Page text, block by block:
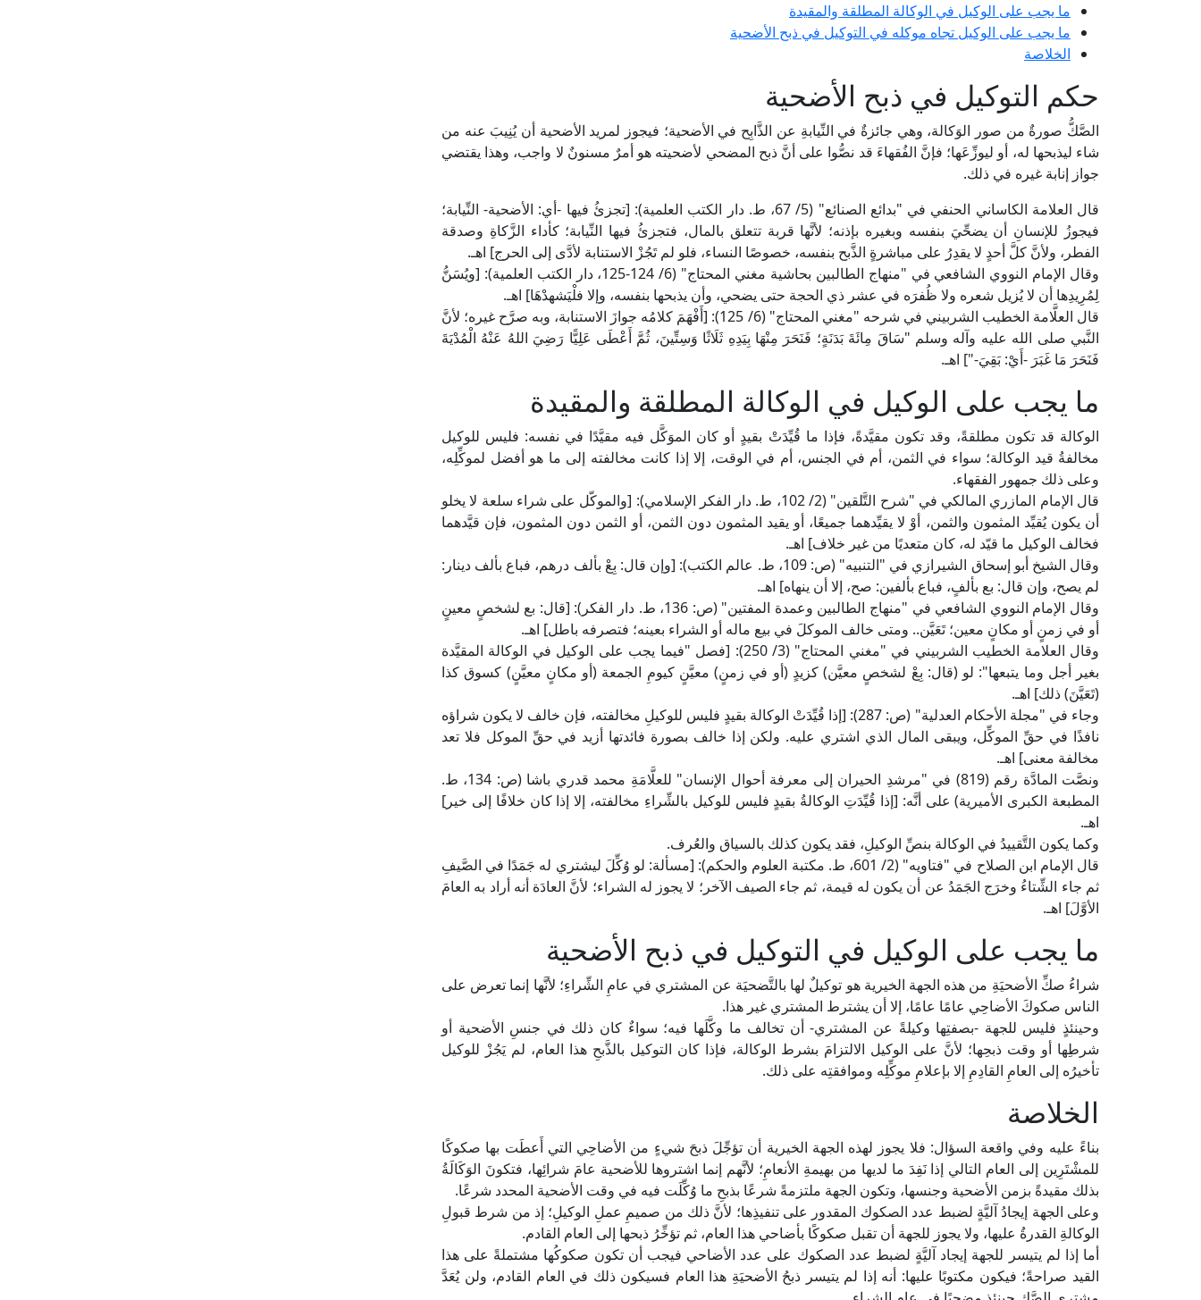
ما يجب على الوكيل في الوكالة المطلقة والمقيدة
ما يجب على الوكيل تجاه موكله في التوكيل في ذبح الأضحية
الخلاصة
حكم التوكيل في ذبح الأضحية
الصَّكُّ صورةٌ من صور الوَكالة، وهي جائزةٌ في النِّيابةِ عن الذَّابِح في الأضحية؛ فيجوز لمريد الأضحية أن يُنِيبَ عنه من
شاء ليذبحها له، أو ليوزِّعَها؛ فإنَّ الفُقهاءَ قد نصُّوا على أنَّ ذبح المضحي لأضحيته هو أمرٌ مسنونٌ لا واجب، وهذا يقتضي
جواز إنابة غيره في ذلك.
قال العلامة الكاساني الحنفي في "بدائع الصنائع" (5/ 67، ط. دار الكتب العلمية): [تجزئُ فيها -أي: الأضحية- النِّيابة؛
فيجوزُ للإنسانِ أن يضحِّيَ بنفسه وبغيره بإذنه؛ لأنَّها قربة تتعلق بالمال، فتجزئُ فيها النِّيابة؛ كأداء الزَّكاةِ وصدقة
الفطر، ولأنَّ كلَّ أحدٍ لا يقدِرُ على مباشرةٍ الذَّبح بنفسه، خصوصًا النساء، فلو لم تَجُزْ الاستنابة لأدَّى إلى الحرج] اهـ.
وقال الإمام النووي الشافعي في "منهاج الطالبين بحاشية مغني المحتاج" (6/ 124-125، دار الكتب العلمية): [ويُسَنُّ
لِمُرِيدِها أن لا يُزيل شعره ولا ظُفرَه في عشر ذي الحجة حتى يضحي، وأن يذبحها بنفسه، وإلا فلْيَشهدْهَا] اهـ.
قال العلَّامة الخطيب الشربيني في شرحه "مغني المحتاج" (6/ 125): [أَفْهَمَ كلامُه جوازَ الاستنابة، وبه صرَّح غيره؛ لأنَّ
النَّبي صلى الله عليه وآله وسلم "سَاقَ مِائَةَ بَدَنَةٍ؛ فَنَحَرَ مِنْهَا بِيَدِهِ ثَلَاثًا وَسِتِّينَ، ثُمَّ أَعْطَى عَلِيًّا رَضِيَ اللهُ عَنْهُ الْمُدْيَةَ
فَنَحَرَ مَا غَبَرَ -أَيْ: بَقِيَ-"] اهـ.
ما يجب على الوكيل في الوكالة المطلقة والمقيدة
الوكالة قد تكون مطلقةً، وقد تكون مقيَّدةً، فإذا ما قُيِّدَتْ بقيدٍ أو كان الموَكَّل فيه مقيَّدًا في نفسه: فليس للوكيل
مخالفةُ قيد الوكالة؛ سواء في الثمن، أم في الجنس، أم في الوقت، إلا إذا كانت مخالفته إلى ما هو أفضل لموكِّلِه،
وعلى ذلك جمهور الفقهاء.
قال الإمام المازري المالكي في "شرح التَّلقين" (2/ 102، ط. دار الفكر الإسلامي): [والموكّل على شراء سلعة لا يخلو
أن يكون يُقيِّد المثمون والثمن، أوْ لا يقيِّدهما جميعًا، أو يقيد المثمون دون الثمن، أو الثمن دون المثمون، فإن قيَّدهما
فخالف الوكيل ما قيّد له، كان متعديًا من غير خلاف] اهـ.
وقال الشيخ أبو إسحاق الشيرازي في "التنبيه" (ص: 109، ط. عالم الكتب): [وإن قال: بِعْ بألف درهم، فباع بألف دينار:
لم يصح، وإن قال: بع بألفٍ، فباع بألفين: صح، إلا أن ينهاه] اهـ.
وقال الإمام النووي الشافعي في "منهاج الطالبين وعمدة المفتين" (ص: 136، ط. دار الفكر): [قال: بع لشخصٍ معينٍ
أو في زمنٍ أو مكانٍ معين؛ تَعَيَّن.. ومتى خالف الموكلَ في بيع ماله أو الشراء بعينه؛ فتصرفه باطل] اهـ.
وقال العلامة الخطيب الشربيني في "مغني المحتاج" (3/ 250): [فصل "فيما يجب على الوكيل في الوكالة المقيَّدة
بغير أجل وما يتبعها": لو (قال: بِعْ لشخصٍ معيَّن) كزيدٍ (أو في زمنٍ) معيَّنٍ كيومِ الجمعة (أو مكانٍ معيَّنٍ) كسوق كذا
(تَعَيَّنَ) ذلك] اهـ.
وجاء في "مجلة الأحكام العدلية" (ص: 287): [إذا قُيِّدَتْ الوكالة بقيدٍ فليس للوكيلِ مخالفته، فإن خالف لا يكون شراؤه
نافذًا في حقِّ الموكِّل، ويبقى المال الذي اشتري عليه. ولكن إذا خالف بصورة فائدتها أزيد في حقِّ الموكل فلا تعد
مخالفة معنى] اهـ.
ونصَّت المادَّة رقم (819) في "مرشدِ الحيران إلى معرفة أحوال الإنسان" للعلَّامَةِ محمد قدري باشا (ص: 134، ط.
المطبعة الكبرى الأميرية) على أنَّه: [إذا قُيِّدَتِ الوكالةُ بقيدٍ فليس للوكيل بالشِّراءِ مخالفته، إلا إذا كان خلافًا إلى خير]
اهـ.
وكما يكون التَّقييدُ في الوكالة بنصِّ الوكيلِ، فقد يكون كذلك بالسياق والعُرف.
قال الإمام ابن الصلاح في "فتاويه" (2/ 601، ط. مكتبة العلوم والحكم): [مسألة: لو وُكِّلَ ليشتري له جَمَدًا في الصَّيفِ
ثم جاء الشِّتاءُ وخرَج الجَمَدُ عن أن يكون له قيمة، ثم جاء الصيف الآخر؛ لا يجوز له الشراء؛ لأنَّ العادَة أنه أراد به العامَ
الأوَّلَ] اهـ.
ما يجب على الوكيل في التوكيل في ذبح الأضحية
شراءُ صكِّ الأضحيَةِ من هذه الجهة الخيرية هو توكيلٌ لها بالتَّضحيَة عن المشتري في عامِ الشِّراءِ؛ لأنَّها إنما تعرض على
الناس صكوكَ الأضاحِي عامًا عامًا، إلا أن يشترط المشتري غير هذا.
وحينئذٍ فليس للجهة -بصفتِها وكيلةً عن المشتري- أن تخالف ما وكَّلَها فيه؛ سواءٌ كان ذلك في جنسِ الأضحية أو
شرطِها أو وقت ذبحِها؛ لأنَّ على الوكيل الالتزامَ بشرط الوكالة، فإذا كان التوكيل بالذَّبحِ هذا العام، لم يَجُزْ للوكيل
تأخيرُه إلى العامِ القادِمِ إلا بإعلامِ موكِّلِه وموافقتِه على ذلك.
الخلاصة
بناءً عليه وفي واقعة السؤال: فلا يجوز لهذه الجهة الخيرية أن تؤجِّلَ ذبحَ شيءٍ من الأضاحِي التي أَعطَت بها صكوكًا
للمشْتَرِين إلى العام التالي إذا نَفِدَ ما لديها من بهيمةِ الأنعامِ؛ لأنَّهم إنما اشتروها للأضحية عامَ شرائِها، فتكونَ الوَكَالَةُ
بذلك مقيدةً بزمن الأضحية وجنسها، وتكون الجهة ملتزمةً شرعًا بذبحِ ما وُكِّلَت فيه في وقت الأضحية المحدد شرعًا.
وعلى الجهة إيجادُ آليَّةٍ لضبط عدد الصكوك المقدور على تنفيذِها؛ لأنَّ ذلك من صميمِ عملِ الوكيلِ؛ إذ من شرط قبولِ
الوكالةِ القدرةُ عليها، ولا يجوز للجهة أن تقبل صكوكًا بأضاحي هذا العام، ثم تؤخِّرُ ذبحها إلى العام القادم.
أما إذا لم يتيسر للجهة إيجاد آليَّةٍ لضبط عدد الصكوك على عدد الأضاحي فيجب أن تكون صكوكُها مشتملةً على هذا
القيد صراحةً؛ فيكون مكتوبًا عليها: أنه إذا لم يتيسر ذبحُ الأضحيَةِ هذا العام فسيكون ذلك في العام القادم، ولن يُعَدَّ